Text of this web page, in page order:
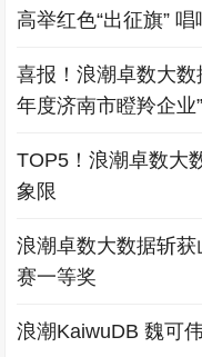
高举红色“出征旗”
喜报！浪潮卓数大
年度济南市瞪羚企业”
TOP5！浪潮卓数大
象限
浪潮卓数大数据斩
赛一等奖
浪潮KaiwuDB 魏可